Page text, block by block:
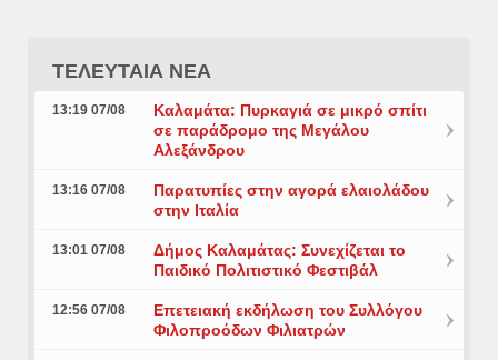
ΤΕΛΕΥΤΑΙΑ ΝΕΑ
13:19 07/08
Καλαμάτα: Πυρκαγιά σε μικρό σπίτι
σε παράδρομο της Μεγάλου
Αλεξάνδρου
13:16 07/08
Παρατυπίες στην αγορά ελαιολάδου
στην Ιταλία
13:01 07/08
Δήμος Καλαμάτας: Συνεχίζεται το
Παιδικό Πολιτιστικό Φεστιβάλ
12:56 07/08
Επετειακή εκδήλωση του Συλλόγου
Φιλοπροόδων Φιλιατρών